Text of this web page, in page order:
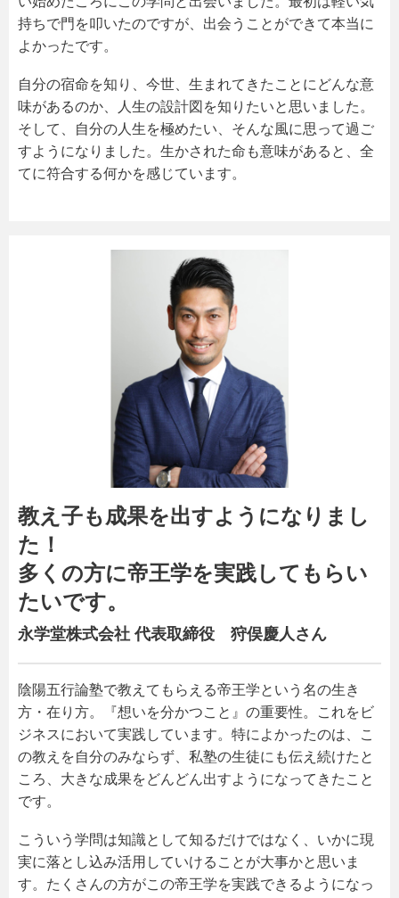
持ちで門を叩いたのですが、出会うことができて本当に
よかったです。
自分の宿命を知り、今世、生まれてきたことにどんな意
味があるのか、人生の設計図を知りたいと思いました。
そして、自分の人生を極めたい、そんな風に思って過ご
すようになりました。生かされた命も意味があると、全
てに符合する何かを感じています。
教え子も成果を出すようになりまし
た！
多くの方に帝王学を実践してもらい
たいです。
永学堂株式会社 代表取締役 狩俣慶人さん
陰陽五行論塾で教えてもらえる帝王学という名の生き
方・在り方。『想いを分かつこと』の重要性。これをビ
ジネスにおいて実践しています。特によかったのは、こ
の教えを自分のみならず、私塾の生徒にも伝え続けたと
ころ、大きな成果をどんどん出すようになってきたこと
です。
こういう学問は知識として知るだけではなく、いかに現
実に落とし込み活用していけることが大事かと思いま
す。たくさんの方がこの帝王学を実践できるようになっ